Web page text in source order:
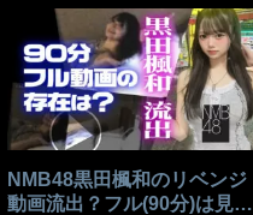
NMB48黒田楓和のリベンジ
動画流出？フル(90分)は見れ